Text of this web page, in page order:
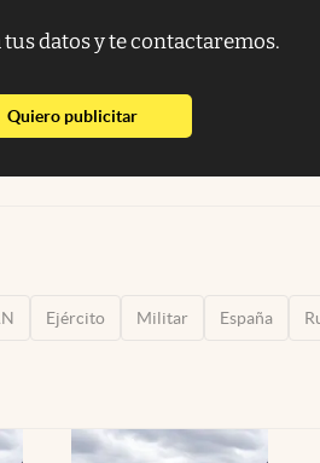
datos y te contactaremos.
Quiero publicitarabre en nueva pestaña
Ejército Militar España